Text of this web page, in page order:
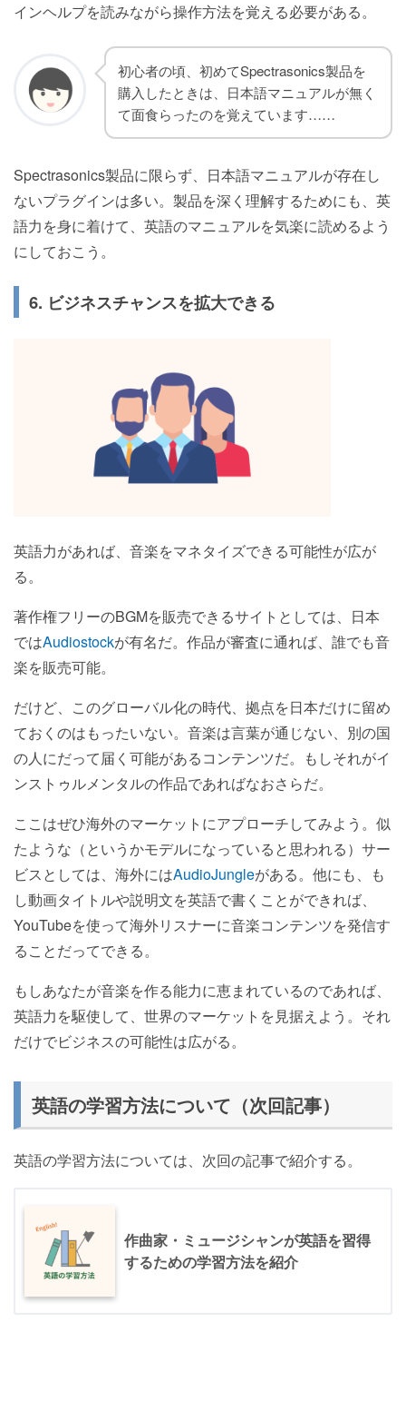
インヘルプを読みながら操作方法を覚える必要がある。
初心者の頃、初めてSpectrasonics製品を
購入したときは、日本語マニュアルが無く
て面食らったのを覚えています……
Spectrasonics製品に限らず、日本語マニュアルが存在し
ないプラグインは多い。製品を深く理解するためにも、英
語力を身に着けて、英語のマニュアルを気楽に読めるよう
にしておこう。
6. ビジネスチャンスを拡大できる
英語力があれば、音楽をマネタイズできる可能性が広が
る。
著作権フリーのBGMを販売できるサイトとしては、日本
ではAudiostockが有名だ。作品が審査に通れば、誰でも音
楽を販売可能。
だけど、このグローバル化の時代、拠点を日本だけに留め
ておくのはもったいない。音楽は言葉が通じない、別の国
の人にだって届く可能があるコンテンツだ。もしそれがイ
ンストゥルメンタルの作品であればなおさらだ。
ここはぜひ海外のマーケットにアプローチしてみよう。似
たような（というかモデルになっていると思われる）サー
ビスとしては、海外にはAudioJungleがある。他にも、も
し動画タイトルや説明文を英語で書くことができれば、
YouTubeを使って海外リスナーに音楽コンテンツを発信す
ることだってできる。
もしあなたが音楽を作る能力に恵まれているのであれば、
英語力を駆使して、世界のマーケットを見据えよう。それ
だけでビジネスの可能性は広がる。
英語の学習方法について（次回記事）
英語の学習方法については、次回の記事で紹介する。
作曲家・ミュージシャンが英語を習得
するための学習方法を紹介